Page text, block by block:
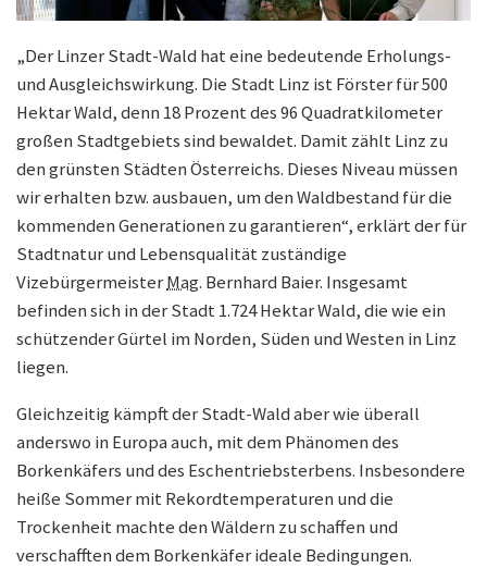
„Der Linzer Stadt-Wald hat eine bedeutende Erholungs-
und Ausgleichswirkung. Die Stadt Linz ist Förster für 500
Hektar Wald, denn 18 Prozent des 96 Quadratkilometer
großen Stadtgebiets sind bewaldet. Damit zählt Linz zu
den grünsten Städten Österreichs. Dieses Niveau müssen
wir erhalten bzw. ausbauen, um den Waldbestand für die
kommenden Generationen zu garantieren“, erklärt der für
Stadtnatur und Lebensqualität zuständige
VizebürgermeisterMag. Bernhard Baier. Insgesamt
befinden sich in der Stadt 1.724 Hektar Wald, die wie ein
schützender Gürtel im Norden, Süden und Westen in Linz
liegen.
Gleichzeitig kämpft der Stadt-Wald aber wie überall
anderswo in Europa auch, mit dem Phänomen des
Borkenkäfers und des Eschentriebsterbens. Insbesondere
heiße Sommer mit Rekordtemperaturen und die
Trockenheit machte den Wäldern zu schaffen und
verschafften dem Borkenkäfer ideale Bedingungen.